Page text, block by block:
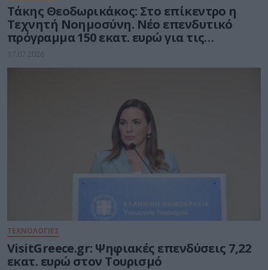
Τάκης Θεοδωρικάκος: Στο επίκεντρο η
Τεχνητή Νοημοσύνη. Νέο επενδυτικό
πρόγραμμα 150 εκατ. ευρώ για τις
μικρομεσαίες επιχειρήσεις
17.07.2026
ΤΕΧΝΟΛΟΓΙΕΣ
VisitGreece.gr: Ψηφιακές επενδύσεις 7,22
εκατ. ευρώ στον Τουρισμό